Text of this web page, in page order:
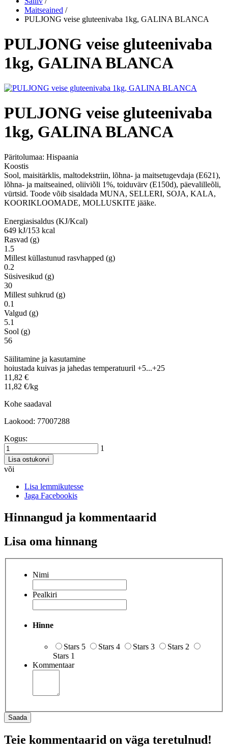
Maitseained /
PULJONG veise gluteenivaba 1kg, GALINA BLANCA
PULJONG veise gluteenivaba
1kg, GALINA BLANCA
PULJONG veise gluteenivaba
1kg, GALINA BLANCA
Päritolumaa: Hispaania
Koostis
Sool, maisitärklis, maltodekstriin, lõhna- ja maitsetugevdaja (E621),
lõhna- ja maitseained, oliiviõli 1%, toiduvärv (E150d), päevalilleõli,
vürtsid. Toode võib sisaldada MUNA, SELLERI, SOJA, KALA,
KOORIKLOOMADE, MOLLUSKITE jääke.
Energiasisaldus (KJ/Kcal)
649 kJ/153 kcal
Rasvad (g)
1.5
Millest küllastunud rasvhapped (g)
0.2
Süsivesikud (g)
30
Millest suhkrud (g)
0.1
Valgud (g)
5.1
Sool (g)
56
Säilitamine ja kasutamine
hoiustada kuivas ja jahedas temperatuuril +5...+25
11,82 €
11,82 €/kg
Kohe saadaval
Laokood: 77007288
Kogus:
1
Lisa ostukorvi
või
Lisa lemmikutesse
Jaga Facebookis
Hinnangud ja kommentaarid
Lisa oma hinnang
Nimi
Pealkiri
Hinne
Stars 5 Stars 4 Stars 3
Stars 2
Stars 1
Kommentaar
Saada
Teie kommentaarid on väga teretulnud!